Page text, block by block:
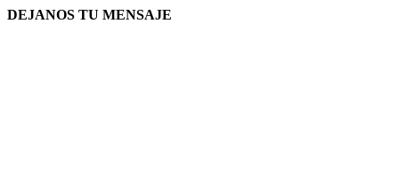
DEJANOS TU MENSAJE